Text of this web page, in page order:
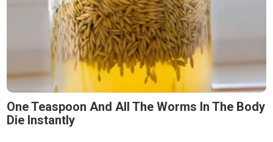
One Teaspoon And All The Worms In The Body
Die Instantly